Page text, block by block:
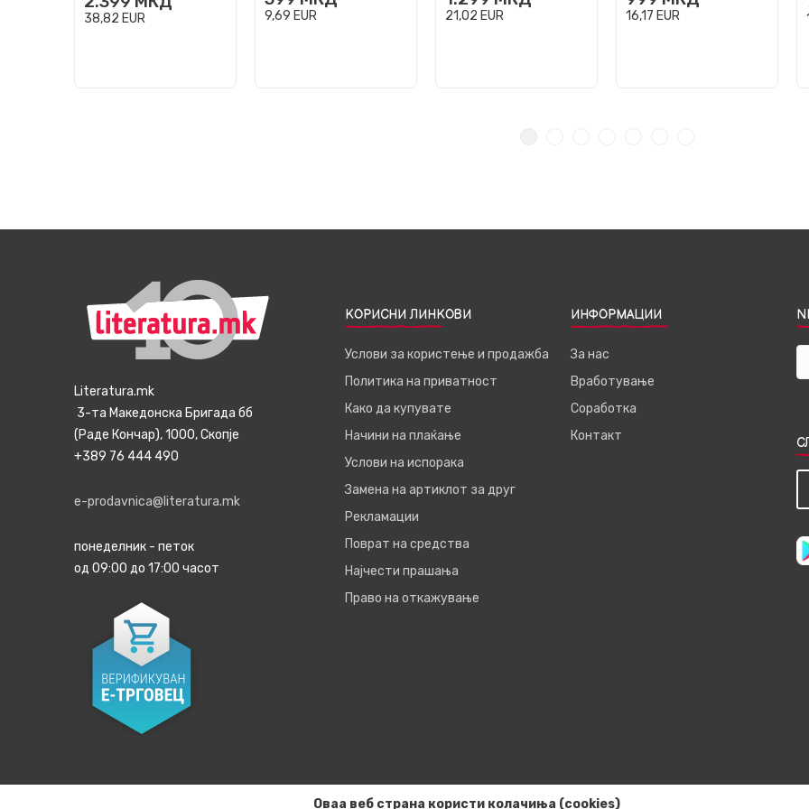
38,82 EUR 9,69 EUR 21,02 EUR 16,17 EUR
Literatura.mk
3-та Македонска Бригада бб
(Раде Кончар), 1000, Скопје
+389 76 444 490
e-prodavnica@literatura.mk
понеделник - петок
од 09:00 до 17:00 часот
КОРИСНИ ЛИНКОВИ
Услови за користење и продажба
Политика на приватност
Како да купувате
Начини на плаќање
Услови на испорака
Замена на артиклот за друг
Рекламации
Поврат на средства
Најчести прашања
Право на откажување
ИНФОРМАЦИИ
За нас
Вработување
Соработка
Контакт
Оваа веб страна користи колачиња (cookies)